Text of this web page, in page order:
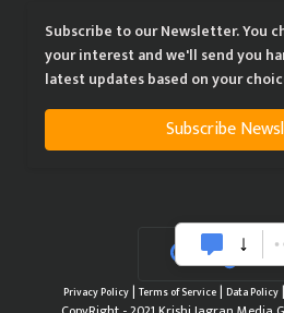
Subscribe to our Newsletter. You
your interest and we'll send you
latest updates based on your
Subscribe
Privacy Policy| Terms of Service| Data Policy|